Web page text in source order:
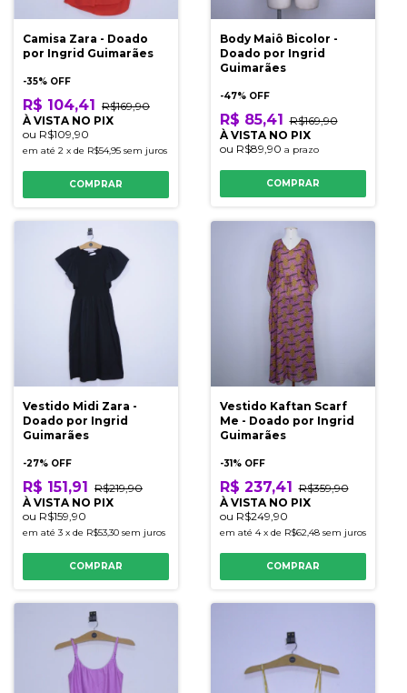
Camisa Zara - Doado
por Ingrid Guimarães
-35% OFF
R$ 104,41
R$169,90
À VISTA NO PIX
ou R$109,90
em até 2 x de R$54,95 sem juros
COMPRAR
Body Maiô Bicolor -
Doado por Ingrid
Guimarães
-47% OFF
R$ 85,41
R$169,90
À VISTA NO PIX
ou R$89,90 a prazo
COMPRAR
Vestido Midi Zara -
Doado por Ingrid
Guimarães
-27% OFF
R$ 151,91 R$219,90
À VISTA NO PIX
ou R$159,90
em até 3 x de R$53,30 sem juros
COMPRAR
Vestido Kaftan Scarf
Me - Doado por Ingrid
Guimarães
-31% OFF
R$ 237,41 R$359,90
À VISTA NO PIX
ou R$249,90
em até 4 x de R$62,48 sem juros
COMPRAR